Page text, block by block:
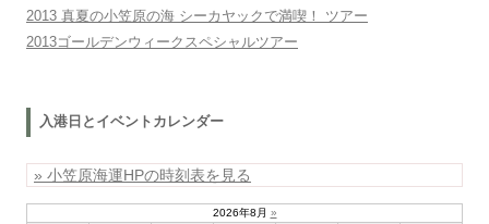
2013 真夏の小笠原の海 シーカヤックで満喫！ ツアー
2013ゴールデンウィークスペシャルツアー
入港日とイベントカレンダー
» 小笠原海運HPの時刻表を見る
2026年8月 »